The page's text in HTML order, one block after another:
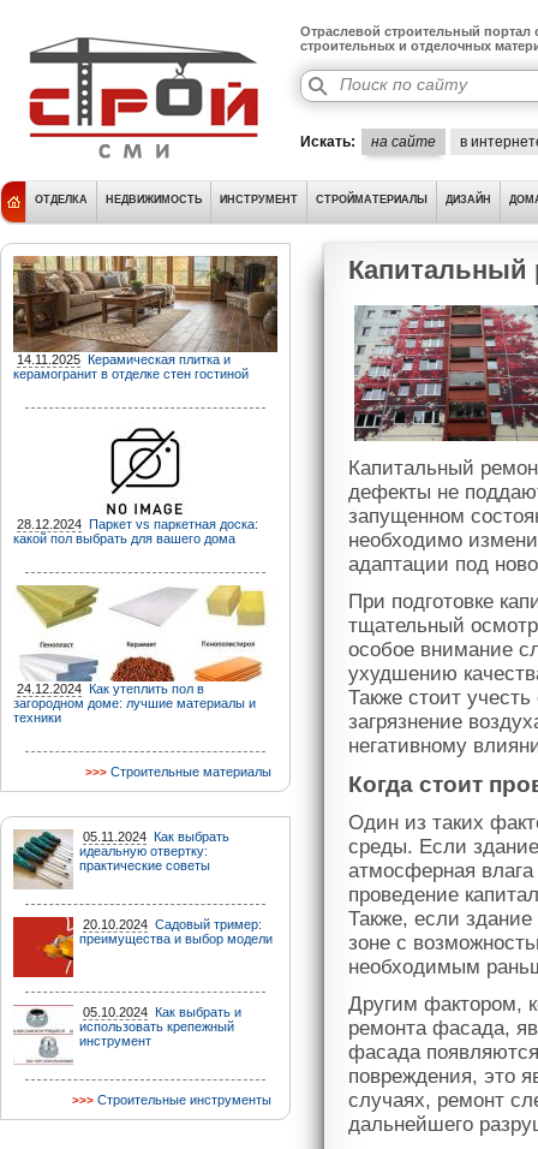
Отраслевой строительный портал
строительных и отделочных
Искать: на сайте в
ОТДЕЛКА НЕДВИЖИМОСТЬ ИНСТРУМЕНТ СТРОЙМАТЕРИАЛЫ ДИЗАЙН
14.11.2025 Керамическая плитка и
керамогранит в отделке стен гостиной
28.12.2024 Паркет vs паркетная доска:
какой пол выбрать для вашего дома
24.12.2024 Как утеплить пол в
загородном доме: лучшие материалы и
техники
Строительные материалы
05.11.2024 Как выбрать
идеальную отвертку:
практические советы
20.10.2024 Садовый тример:
преимущества и выбор модели
05.10.2024 Как выбрать и
использовать крепежный
инструмент
Строительные инструменты
Капитальный
Капитальный
дефекты не
запущенном
необходимо
адаптации под
При подготовке
тщательный
особое внимание
ухудшению
Также стоит
загрязнение
негативному
Когда стоит
Один из таких
среды. Если
атмосферная
проведение
Также, если здание
зоне с
необходимым
Другим фактором,
ремонта фасада,
фасада
повреждения, это
случаях, ремонт
дальнейшего